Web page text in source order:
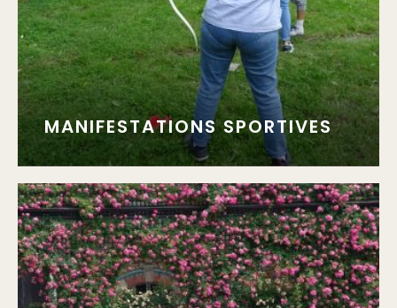
MANIFESTATIONS SPORTIVES